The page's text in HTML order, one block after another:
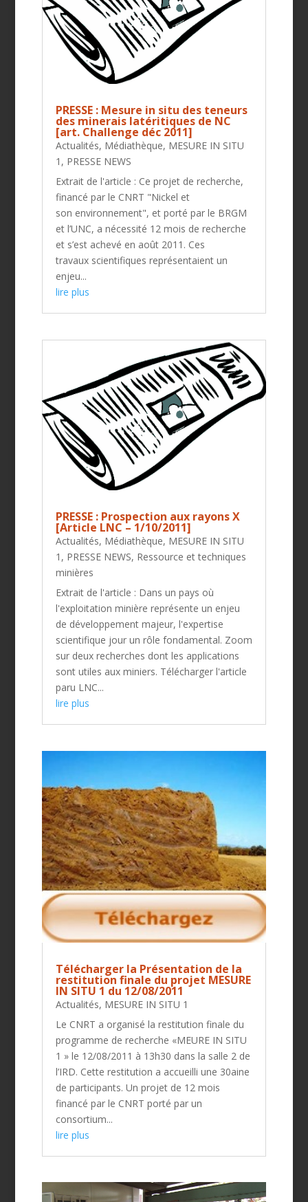
PRESSE : Mesure in situ des teneurs
des minerais latéritiques de NC
[art. Challenge déc 2011]
Actualités, Médiathèque, MESURE IN SITU
1 , PRESSE NEWS
Extrait de l'article : Ce projet de recherche,
financé par le CNRT "Nickel et
son environnement", et porté par le BRGM
et l’UNC, a nécessité 12 mois de recherche
et s’est achevé en août 2011. Ces
travaux scientifiques représentaient un
enjeu...
lire plus
PRESSE : Prospection aux rayons X
[Article LNC – 1/10/2011]
Actualités, Médiathèque, MESURE IN SITU
1 , PRESSE NEWS, Ressource et techniques
minières
Extrait de l'article : Dans un pays où
l'exploitation minière représente un enjeu
de développement majeur, l'expertise
scientifique jour un rôle fondamental. Zoom
sur deux recherches dont les applications
sont utiles aux miniers. Télécharger l'article
paru LNC...
lire plus
Télécharger la Présentation de la
restitution finale du projet MESURE
IN SITU 1 du 12/08/2011
Actualités, MESURE IN SITU 1
Le CNRT a organisé la restitution finale du
programme de recherche «MEURE IN SITU
1 » le 12/08/2011 à 13h30 dans la salle 2 de
l’IRD. Cette restitution a accueilli une 30aine
de participants. Un projet de 12 mois
financé par le CNRT porté par un
consortium...
lire plus